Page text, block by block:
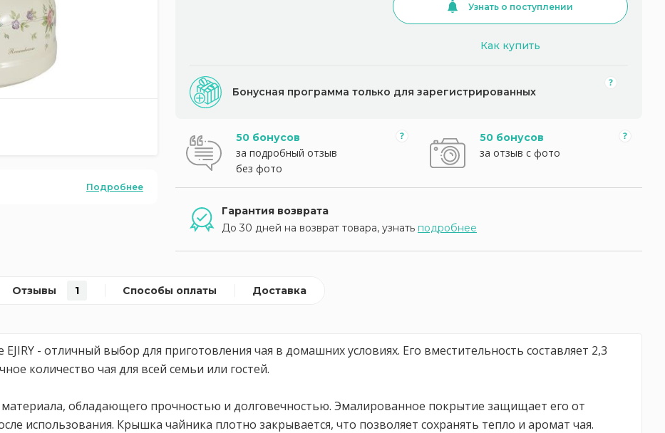
Подробнее
Узнать о поступлении
Как купить
Бонусная программа только для зарегистрированных
50 бонусов
за подробный отзыв
без фото
50 бонусов
за отзыв с фото
Гарантия возврата
До 30 дней на возврат товара, узнать подробнее
Отзывы 1 Способы оплаты Доставка
- отличный выбор для приготовления чая в домашних условиях. Его вместительность составляет 2,3
количество чая для всей семьи или гостей.
обладающего прочностью и долговечностью. Эмалированное покрытие защищает его от
использования. Крышка чайника плотно закрывается, что позволяет сохранять тепло и аромат чая.